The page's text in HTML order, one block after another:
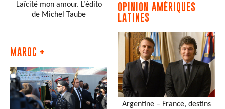
Laïcité mon amour. L’édito
de Michel Taube
MAROC +
OPINION AMÉRIQUES
LATINES
Argentine – France, destins